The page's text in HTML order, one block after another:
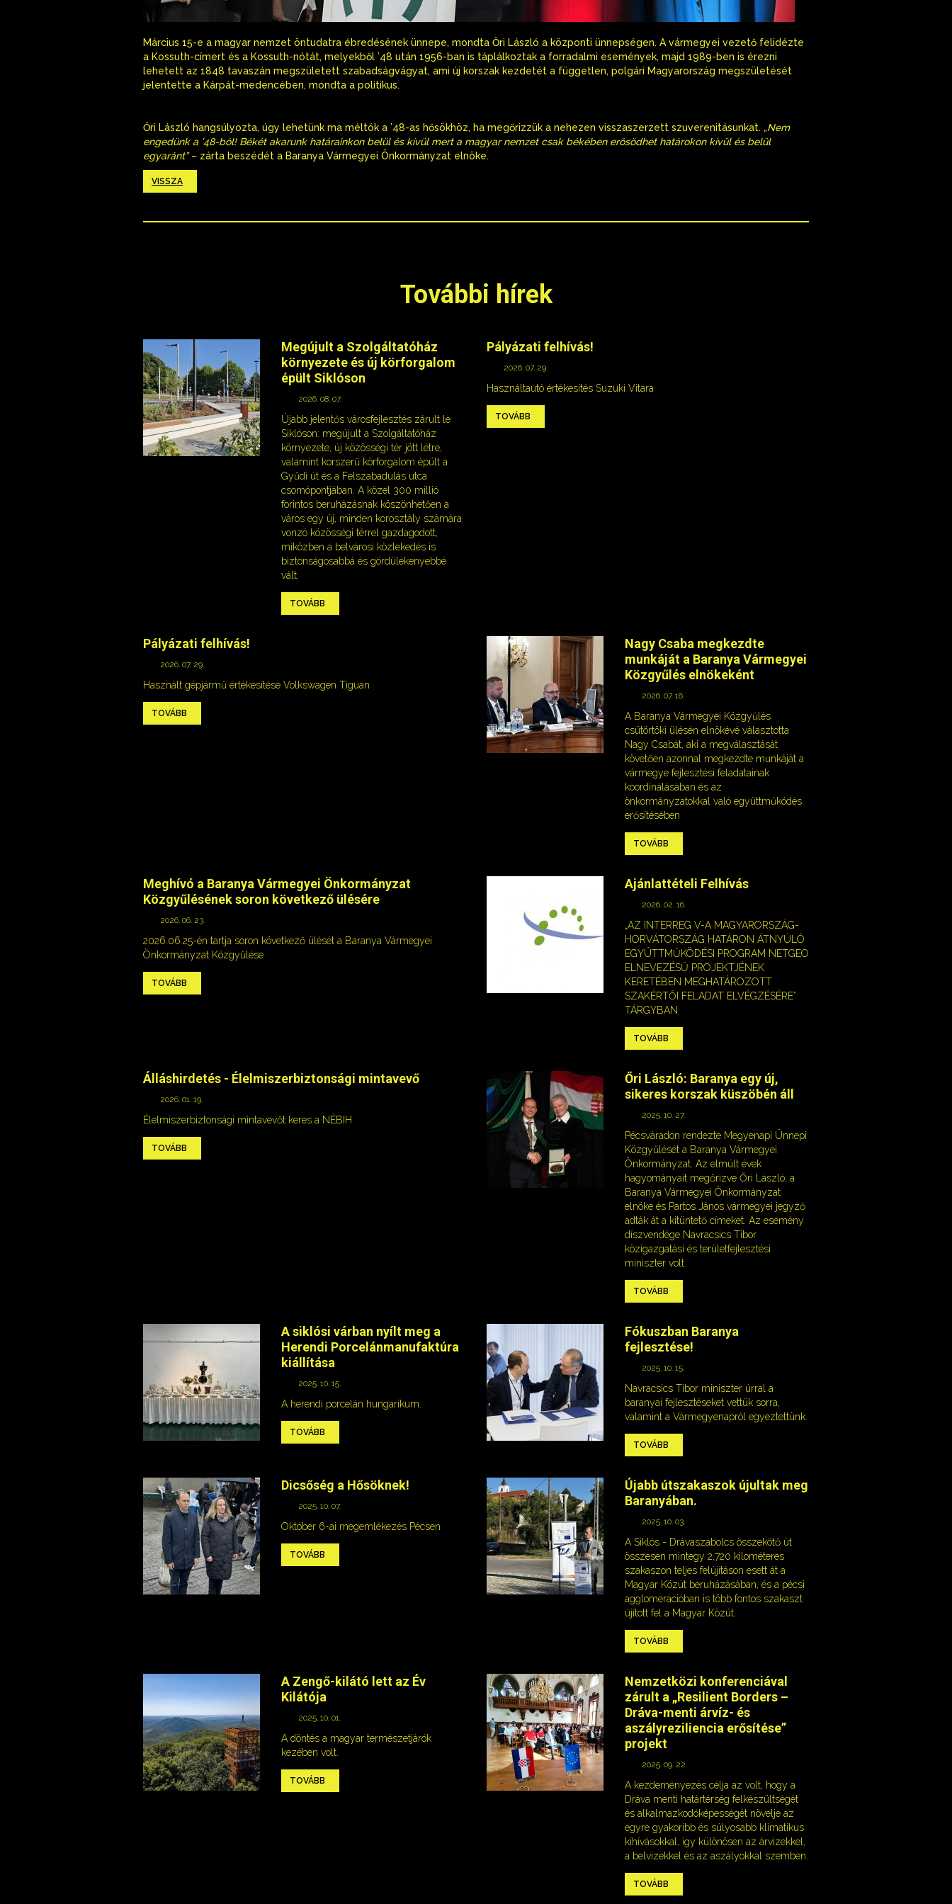
Március 15-e a magyar nemzet öntudatra ébredésének ünnepe, mondta Őri László a központi ünnepségen. A vármegyei vezető felidézte
a Kossuth-címert és a Kossuth-nótát, melyekből ’48 után 1956-ban is táplálkoztak a forradalmi események, majd 1989-ben is érezni
lehetett az 1848 tavaszán megszületett szabadságvágyat, ami új korszak kezdetét a független, polgári Magyarország megszületését
jelentette a Kárpát-medencében, mondta a politikus.
Őri László hangsúlyozta, úgy lehetünk ma méltók a ’48-as hősökhöz, ha megőrizzük a nehezen visszaszerzett szuverenitásunkat. „Nem
engedünk a ’48-ból! Békét akarunk határainkon belül és kívül mert a magyar nemzet csak békében erősödhet határokon kívül és belül
egyaránt”– zárta beszédét a Baranya Vármegyei Önkormányzat elnöke.
VISSZA
További hírek
Megújult a Szolgáltatóház
környezete és új körforgalom
épült Siklóson
2026. 08. 07.
Újabb jelentős városfejlesztés zárult le
Siklóson: megújult a Szolgáltatóház
környezete, új közösségi tér jött létre,
valamint korszerű körforgalom épült a
Gyűdi út és a Felszabadulás utca
csomópontjában. A közel 300 millió
forintos beruházásnak köszönhetően a
város egy új, minden korosztály számára
vonzó közösségi térrel gazdagodott,
miközben a belvárosi közlekedés is
biztonságosabbá és gördülékenyebbé
vált.
TOVÁBB
Pályázati felhívás!
2026. 07. 29.
Használtautó értékesítés Suzuki Vitara
TOVÁBB
Pályázati felhívás!
2026. 07. 29.
Használt gépjármű értékesítése Volkswagen Tiguan
TOVÁBB
Nagy Csaba megkezdte
munkáját a Baranya Vármegyei
Közgyűlés elnökeként
2026. 07. 16.
A Baranya Vármegyei Közgyűlés
csütörtöki ülésén elnökévé választotta
Nagy Csabát, aki a megválasztását
követően azonnal megkezdte munkáját a
vármegye fejlesztési feladatainak
koordinálásában és az
önkormányzatokkal való együttműködés
erősítésében
TOVÁBB
Meghívó a Baranya Vármegyei Önkormányzat
Közgyűlésének soron következő ülésére
2026. 06. 23.
2026.06.25-én tartja soron következő ülését a Baranya Vármegyei
Önkormányzat Közgyűlése
TOVÁBB
Ajánlattételi Felhívás
2026. 02. 16.
„AZ INTERREG V-A MAGYARORSZÁG-
HORVÁTORSZÁG HATÁRON ÁTNYÚLÓ
EGYÜTTMŰKÖDÉSI PROGRAM NETGEO
ELNEVEZÉSŰ PROJEKTJÉNEK
KERETÉBEN MEGHATÁROZOTT
SZAKÉRTŐI FELADAT ELVÉGZÉSÉRE”
TÁRGYBAN
TOVÁBB
Álláshirdetés - Élelmiszerbiztonsági mintavevő
2026. 01. 19.
Élelmiszerbiztonsági mintavevőt keres a NÉBIH
TOVÁBB
Őri László: Baranya egy új,
sikeres korszak küszöbén áll
2025. 10. 27.
Pécsváradon rendezte Megyenapi Ünnepi
Közgyűlését a Baranya Vármegyei
Önkormányzat. Az elmúlt évek
hagyományait megőrizve Őri László, a
Baranya Vármegyei Önkormányzat
elnöke és Partos János vármegyei jegyző
adták át a kitüntető címeket. Az esemény
díszvendége Navracsics Tibor
közigazgatási és területfejlesztési
miniszter volt.
TOVÁBB
A siklósi várban nyílt meg a
Herendi Porcelánmanufaktúra
kiállítása
2025. 10. 15.
A herendi porcelán hungarikum.
TOVÁBB
Fókuszban Baranya
fejlesztése!
2025. 10. 15.
Navracsics Tibor miniszter úrral a
baranyai fejlesztéseket vettük sorra,
valamint a Vármegyenapról egyeztettünk.
TOVÁBB
Dicsőség a Hősöknek!
2025. 10. 07.
Október 6-ai megemlékezés Pécsen
TOVÁBB
Újabb útszakaszok újultak meg
Baranyában.
2025. 10. 03.
A Siklós - Drávaszabolcs összekötő út
összesen mintegy 2,720 kilométeres
szakaszon teljes felújításon esett át a
Magyar Közút beruházásában, és a pécsi
agglomerációban is több fontos szakaszt
újított fel a Magyar Közút.
TOVÁBB
A Zengő-kilátó lett az Év
Kilátója
2025. 10. 01.
A döntés a magyar természetjárók
kezében volt.
TOVÁBB
Nemzetközi konferenciával
zárult a „Resilient Borders –
Dráva-menti árvíz- és
aszályreziliencia erősítése”
projekt
2025. 09. 22.
A kezdeményezés célja az volt, hogy a
Dráva menti határtérség felkészültségét
és alkalmazkodóképességét növelje az
egyre gyakoribb és súlyosabb klimatikus
kihívásokkal, így különösen az árvizekkel,
a belvizekkel és az aszályokkal szemben.
TOVÁBB